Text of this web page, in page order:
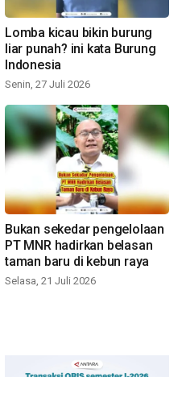
Lomba kicau bikin burung
liar punah? ini kata Burung
Indonesia
Senin, 27 Juli 2026
Bukan sekedar pengelolaan
PT MNR hadirkan belasan
taman baru di kebun raya
Selasa, 21 Juli 2026